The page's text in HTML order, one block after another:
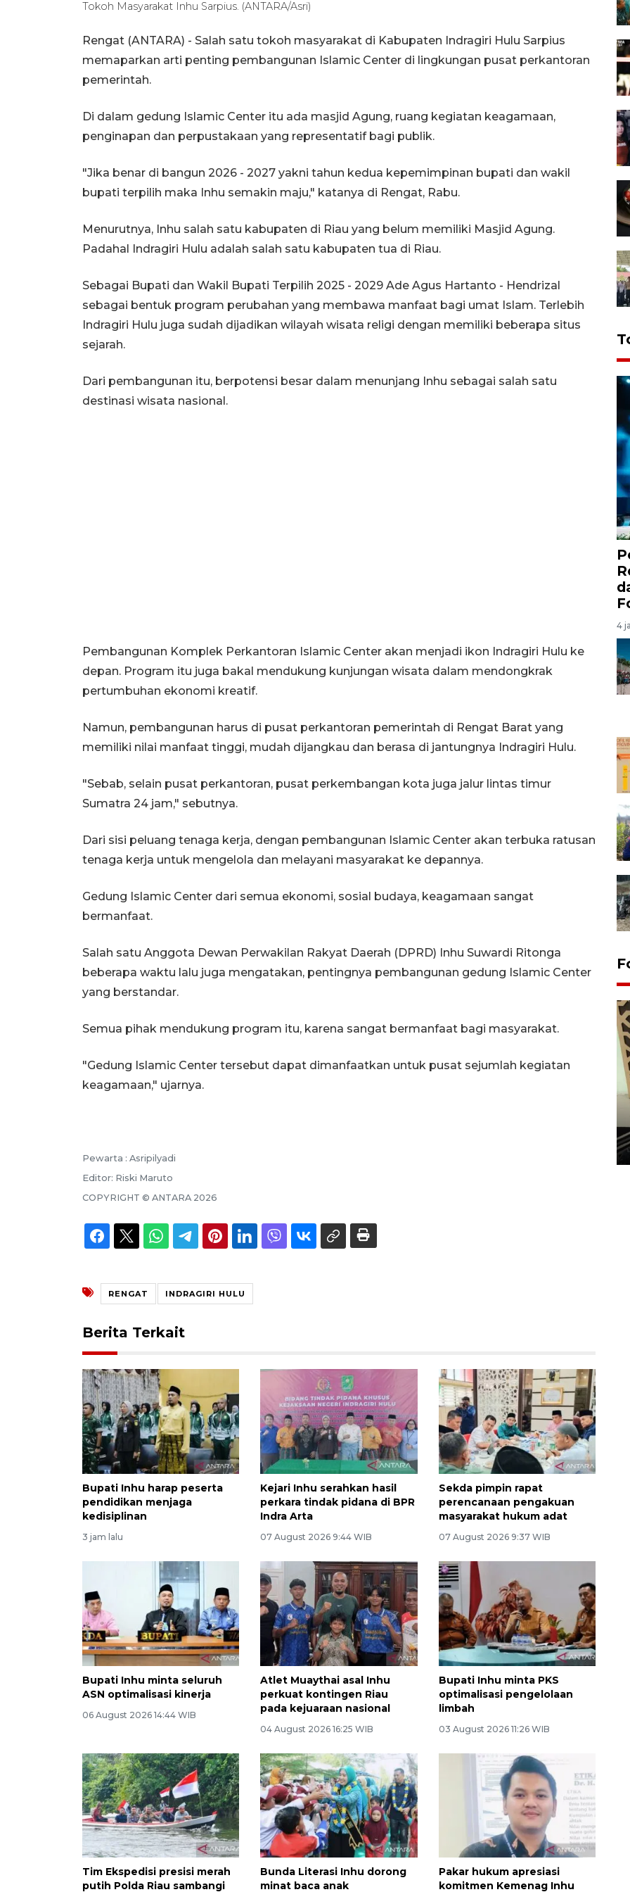
Tokoh Masyarakat Inhu Sarpius. (ANTARA/Asri)
Rengat (ANTARA) - Salah satu tokoh masyarakat di Kabupaten Indragiri Hulu Sarpius
memaparkan arti penting pembangunan Islamic Center di lingkungan pusat perkantoran
pemerintah.
Di dalam gedung Islamic Center itu ada masjid Agung, ruang kegiatan keagamaan,
penginapan dan perpustakaan yang representatif bagi publik.
"Jika benar di bangun 2026 - 2027 yakni tahun kedua kepemimpinan bupati dan wakil
bupati terpilih maka Inhu semakin maju," katanya di Rengat, Rabu.
Menurutnya, Inhu salah satu kabupaten di Riau yang belum memiliki Masjid Agung.
Padahal Indragiri Hulu adalah salah satu kabupaten tua di Riau.
Sebagai Bupati dan Wakil Bupati Terpilih 2025 - 2029 Ade Agus Hartanto - Hendrizal
sebagai bentuk program perubahan yang membawa manfaat bagi umat Islam. Terlebih
Indragiri Hulu juga sudah dijadikan wilayah wisata religi dengan memiliki beberapa situs
sejarah.
Dari pembangunan itu, berpotensi besar dalam menunjang Inhu sebagai salah satu
destinasi wisata nasional.
Pembangunan Komplek Perkantoran Islamic Center akan menjadi ikon Indragiri Hulu ke
depan. Program itu juga bakal mendukung kunjungan wisata dalam mendongkrak
pertumbuhan ekonomi kreatif.
Namun, pembangunan harus di pusat perkantoran pemerintah di Rengat Barat yang
memiliki nilai manfaat tinggi, mudah dijangkau dan berasa di jantungnya Indragiri Hulu.
"Sebab, selain pusat perkantoran, pusat perkembangan kota juga jalur lintas timur
Sumatra 24 jam," sebutnya.
Dari sisi peluang tenaga kerja, dengan pembangunan Islamic Center akan terbuka ratusan
tenaga kerja untuk mengelola dan melayani masyarakat ke depannya.
Gedung Islamic Center dari semua ekonomi, sosial budaya, keagamaan sangat
bermanfaat.
Salah satu Anggota Dewan Perwakilan Rakyat Daerah (DPRD) Inhu Suwardi Ritonga
beberapa waktu lalu juga mengatakan, pentingnya pembangunan gedung Islamic Center
yang berstandar.
Semua pihak mendukung program itu, karena sangat bermanfaat bagi masyarakat.
"Gedung Islamic Center tersebut dapat dimanfaatkan untuk pusat sejumlah kegiatan
keagamaan," ujarnya.
Pewarta : Asripilyadi
Editor: Riski Maruto
COPYRIGHT © ANTARA 2026
RENGAT INDRAGIRI HULU
Berita Terkait
Bupati Inhu harap peserta
pendidikan menjaga
kedisiplinan
3 jam lalu
Kejari Inhu serahkan hasil
perkara tindak pidana di BPR
Indra Arta
07 August 2026 9:44 WIB
Sekda pimpin rapat
perencanaan pengakuan
masyarakat hukum adat
07 August 2026 9:37 WIB
Bupati Inhu minta seluruh
ASN optimalisasi kinerja
06 August 2026 14:44 WIB
Atlet Muaythai asal Inhu
perkuat kontingen Riau
pada kejuaraan nasional
04 August 2026 16:25 WIB
Bupati Inhu minta PKS
optimalisasi pengelolaan
limbah
03 August 2026 11:26 WIB
Tim Ekspedisi presisi merah
putih Polda Riau sambangi
Bunda Literasi Inhu dorong
minat baca anak
Pakar hukum apresiasi
komitmen Kemenag Inhu
4